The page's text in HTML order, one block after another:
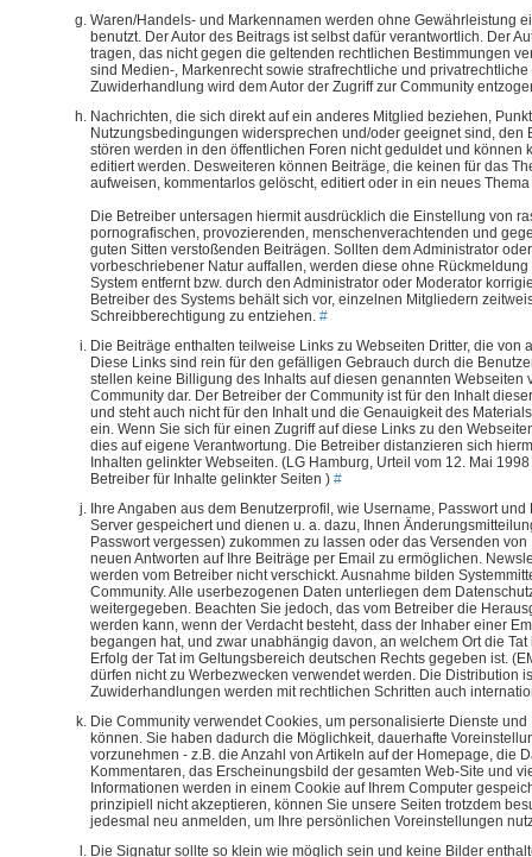
Waren/Handels- und Markennamen werden ohne Gewährleistung
benutzt. Der Autor des Beitrags ist selbst dafür verantwortlich. Der
tragen, das nicht gegen die geltenden rechtlichen Bestimmungen
sind Medien-, Markenrecht sowie strafrechtliche und
Zuwiderhandlung wird dem Autor der Zugriff zur Community
Nachrichten, die sich direkt auf ein anderes Mitglied beziehen,
Nutzungsbedingungen widersprechen und/oder geeignet sind, den
stören werden in den öffentlichen Foren nicht geduldet und können
editiert werden. Desweiteren können Beiträge, die keinen für das
aufweisen, kommentarlos gelöscht, editiert oder in ein neues
Die Betreiber untersagen hiermit ausdrücklich die Einstellung von
pornografischen, provozierenden, menschenverachtenden und
guten Sitten verstoßenden Beiträgen. Sollten dem Administrator
vorbeschriebener Natur auffallen, werden diese ohne Rückmeldung
System entfernt bzw. durch den Administrator oder Moderator
Betreiber des Systems behält sich vor, einzelnen Mitgliedern
Schreibberechtigung zu entziehen. #
Die Beiträge enthalten teilweise Links zu Webseiten Dritter, die von
Diese Links sind rein für den gefälligen Gebrauch durch die
stellen keine Billigung des Inhalts auf diesen genannten Webseiten
Community dar. Der Betreiber der Community ist für den Inhalt
und steht auch nicht für den Inhalt und die Genauigkeit des
ein. Wenn Sie sich für einen Zugriff auf diese Links zu den
dies auf eigene Verantwortung. Die Betreiber distanzieren sich
Inhalten gelinkter Webseiten. (LG Hamburg, Urteil vom 12. Mai
Betreiber für Inhalte gelinkter Seiten ) #
Ihre Angaben aus dem Benutzerprofil, wie Username, Passwort
Server gespeichert und dienen u. a. dazu, Ihnen
Passwort vergessen) zukommen zu lassen oder das Versenden
neuen Antworten auf Ihre Beiträge per Email zu ermöglichen.
werden vom Betreiber nicht verschickt. Ausnahme bilden
Community. Alle userbezogenen Daten unterliegen dem
weitergegeben. Beachten Sie jedoch, das vom Betreiber die
werden kann, wenn der Verdacht besteht, dass der Inhaber einer
begangen hat, und zwar unabhängig davon, an welchem Ort die
Erfolg der Tat im Geltungsbereich deutschen Rechts gegeben ist.
dürfen nicht zu Werbezwecken verwendet werden. Die Distribution
Zuwiderhandlungen werden mit rechtlichen Schritten auch
Die Community verwendet Cookies, um personalisierte Dienste
können. Sie haben dadurch die Möglichkeit, dauerhafte
vorzunehmen - z.B. die Anzahl von Artikeln auf der Homepage, die
Kommentaren, das Erscheinungsbild der gesamten Web-Site und
Informationen werden in einem Cookie auf Ihrem Computer
prinzipiell nicht akzeptieren, können Sie unsere Seiten trotzdem
jedesmal neu anmelden, um Ihre persönlichen Voreinstellungen
Die Signatur sollte so klein wie möglich sein und keine Bilder